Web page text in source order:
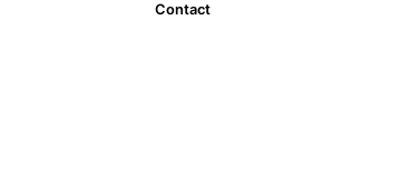
Contact